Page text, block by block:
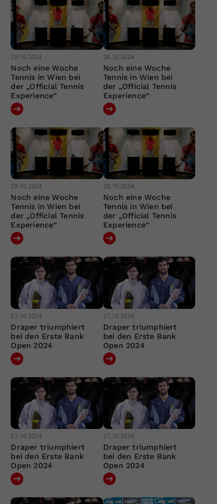
28.10.2024
Noch eine Woche
Tennis in Wien bei
der „Official Tennis
Experience“
28.10.2024
Noch eine Woche
Tennis in Wien bei
der „Official Tennis
Experience“
28.10.2024
Noch eine Woche
Tennis in Wien bei
der „Official Tennis
Experience“
28.10.2024
Noch eine Woche
Tennis in Wien bei
der „Official Tennis
Experience“
27.10.2024
Draper triumphiert
bei den Erste Bank
Open 2024
27.10.2024
Draper triumphiert
bei den Erste Bank
Open 2024
27.10.2024
Draper triumphiert
bei den Erste Bank
Open 2024
27.10.2024
Draper triumphiert
bei den Erste Bank
Open 2024